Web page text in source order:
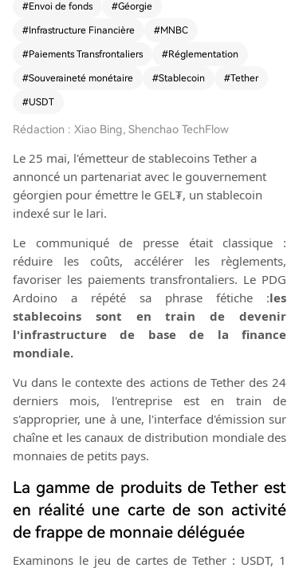
tablecoins en monnaie locale pour les États souv
erains, au-delà de son activité principale autour
de l’USDT. Des pays comme la Géorgie, avec un
a diaspora et un cadre réglementaire préparé, y
voient un moyen de réduire les coûts et d’accélé
ether étend son réseau mondial et consolide un
modèle reproductible. L’enjeu profond est l’éme
rgence potentielle d’une nouvelle infrastructure
financière transnationale, où des stablecoins priv
és comme ceux de Tether pourraient devenir de
nationales sur les chaînes. Cela pose des questio
ns sur la souveraineté monétaire et l’influence d
u système dollar via l’USDT. Si d’autres pays ado
ptent ce modèle, Tether pourrait évoluer d’un si
mple émetteur vers un fournisseur de services
d’infrastructure financière interétatique.
#Envoi de fonds #Géorgie
#Infrastructure Financière #MNBC
#Paiements Transfrontaliers #Réglementation
#Souveraineté monétaire #Stablecoin #Tether
#USDT
Rédaction : Xiao Bing, Shenchao TechFlow
Le 25 mai, l'émetteur de stablecoins Tether a
annoncé un partenariat avec le gouvernement
géorgien pour émettre le GEL₮, un stablecoin
indexé sur le lari.
Le communiqué de presse était classique :
réduire les coûts, accélérer les règlements,
favoriser les paiements transfrontaliers. Le PDG
Ardoino a répété sa phrase fétiche :les
stablecoins sont en train de devenir
l'infrastructure de base de la finance
mondiale.
Vu dans le contexte des actions de Tether des 24
derniers mois, l'entreprise est en train de
s'approprier, une à une, l'interface d'émission sur
chaîne et les canaux de distribution mondiale des
monnaies de petits pays.
La gamme de produits de Tether est
en réalité une carte de son activité
de frappe de monnaie déléguée
Examinons le jeu de cartes de Tether : USDT, 1